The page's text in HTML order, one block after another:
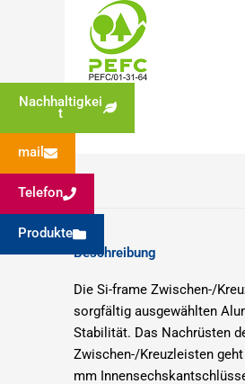
Beschreibung
Die Si-frame Zwischen-/
sorgfältig ausgewählten
Stabilität. Das Nachrüsten
Zwischen-/Kreuzleisten
mm
Nachhaltigkei
t
mail
Telefon
Produkte